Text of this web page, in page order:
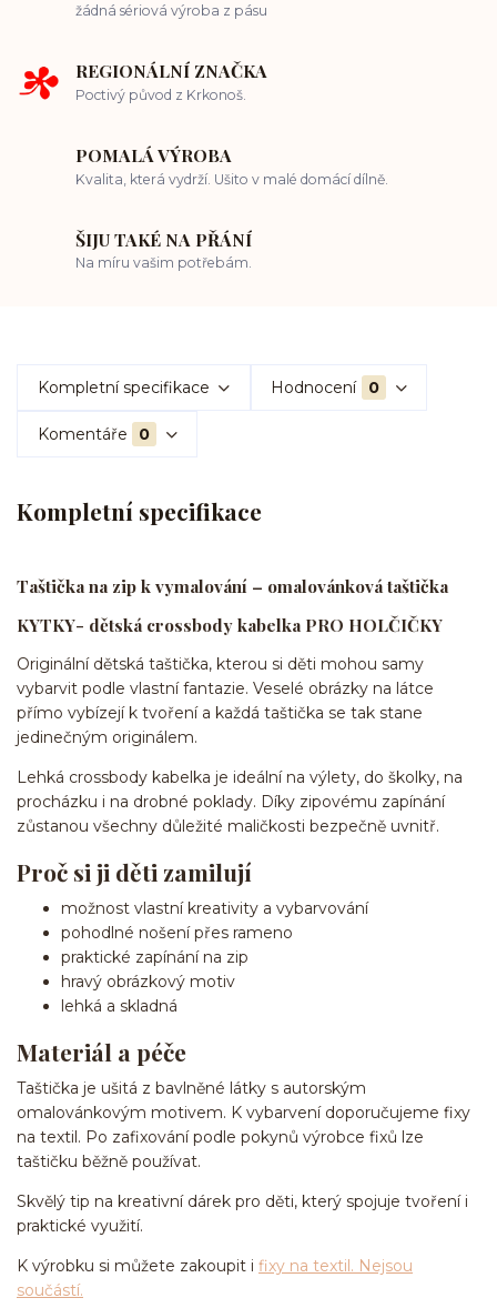
žádná sériová výroba z pásu
REGIONÁLNÍ ZNAČKA
Poctivý původ z Krkonoš.
POMALÁ VÝROBA
Kvalita, která vydrží. Ušito v malé domácí dílně.
ŠIJU TAKÉ NA PŘÁNÍ
Na míru vašim potřebám.
Kompletní specifikace Hodnocení 0
Komentáře 0
Kompletní specifikace
Taštička na zip k vymalování – omalovánková taštička
KYTKY- dětská crossbody kabelka PRO HOLČIČKY
Originální dětská taštička, kterou si děti mohou samy
vybarvit podle vlastní fantazie. Veselé obrázky na látce
přímo vybízejí k tvoření a každá taštička se tak stane
jedinečným originálem.
Lehká crossbody kabelka je ideální na výlety, do školky, na
procházku i na drobné poklady. Díky zipovému zapínání
zůstanou všechny důležité maličkosti bezpečně uvnitř.
Proč si ji děti zamilují
možnost vlastní kreativity a vybarvování
pohodlné nošení přes rameno
praktické zapínání na zip
hravý obrázkový motiv
lehká a skladná
Materiál a péče
Taštička je ušitá z bavlněné látky s autorským
omalovánkovým motivem. K vybarvení doporučujeme fixy
na textil. Po zafixování podle pokynů výrobce fixů lze
taštičku běžně používat.
Skvělý tip na kreativní dárek pro děti, který spojuje tvoření i
praktické využití.
K výrobku si můžete zakoupit i fixy na textil. Nejsou
součástí.